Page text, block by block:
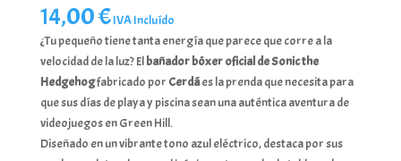
14,00€IVA Incluído
¿Tu pequeño tiene tanta energía que parece que corre a la
velocidad de la luz? Elbañador bóxer oficial de Sonic the
Hedgehogfabricado por Cerdáes la prenda que necesita para
que sus días de playa y piscina sean una auténtica aventura de
videojuegos en Green Hill.
Diseñado en un vibrante tono azul eléctrico, destaca por sus